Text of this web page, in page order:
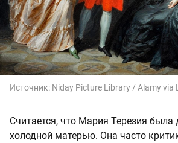
Источник: Niday Picture Library / Alamy via
Считается, что Мария Терезия была
холодной матерью. Она часто